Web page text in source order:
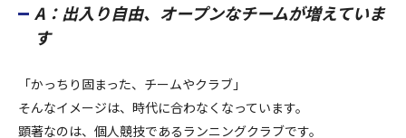
A：出入り自由、オープンなチームが増えていま
す
「かっちり固まった、チームやクラブ」
そんなイメージは、時代に合わなくなっています。
顕著なのは、個人競技であるランニングクラブです。